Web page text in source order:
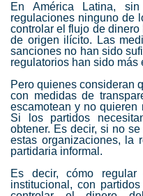
En América Latina,
regulaciones ninguno de
controlar el flujo de
de origen ilícito. Las
sanciones no han sido
regulatorios han sido más
Pero quienes consideran
con medidas de
escamotean y no quieren
Si los partidos
obtener. Es decir, si no
estas organizaciones, la
partidaria informal.
Es decir, cómo
institucional, con